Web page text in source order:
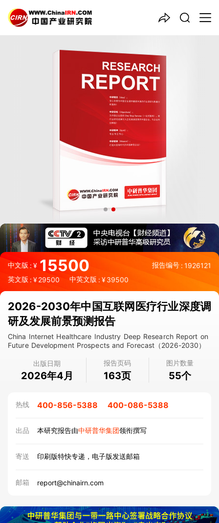
中文版:¥ 15500 报告编号 : 1926121
英文版 : ¥29500 中英文版 : ¥39500
2026-2030年中国互联网医疗行业深度调
研及发展前景预测报告
China Internet Healthcare Industry Deep Research Report on
Future Development Prospects and Forecast（2026-2030）
出版日期
2026年4月
报告页码
163页
图片数量
55个
热线 400-856-5388 400-086-5388
出品 本研究报告由中研普华集团领衔撰写
寄送 印刷版特快专递，电子版发送邮箱
邮箱 report@chinairn.com
中国产业咨询领导者
2026-2030年中国
行业深度调研及发展前景预
测报告
品质保障，一年免费更新维护
报告编号：1926121
出版日期：2026年4月
《2026-2030年中国互联网医疗行业深度调研及发展前景预测报
告》由中研普华互联网医疗行业分析专家领衔撰写，主要分析了互
联网医疗行业的市场规模、发展现状与投资前景，同时对互联网医
疗行业的未来发展做出科学的趋势预测和专业的互联网医疗行业数
据分析，帮助客户评估互联网医疗行业投资价值。
27年研究经验，深度洞察行业驱动力
多元化、高学历的实战型精英团队